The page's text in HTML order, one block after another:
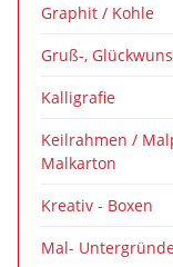
Graphit / Kohle
Gruß-,
Kalligrafie
Keilrahmen /
Malkarton
Kreativ - Boxen
Mal-